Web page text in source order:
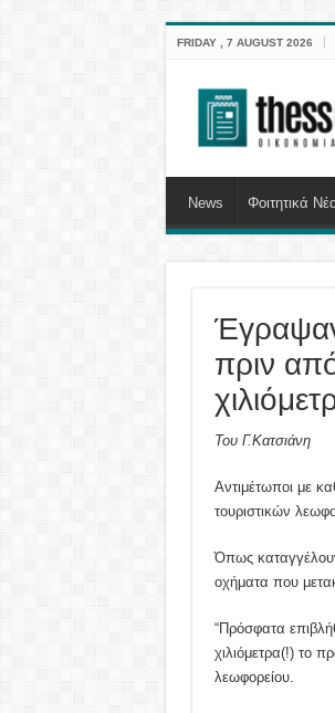
FRIDAY , 7 AUGUST 2026
News Φοιτητικά
πριν
Του Γ.Κατσιάνη
Αντιμέτωποι με
τουριστικών
Όπως
οχήματα που
“Πρόσφατα
χιλιόμετρα(!) το
λεωφορείου.